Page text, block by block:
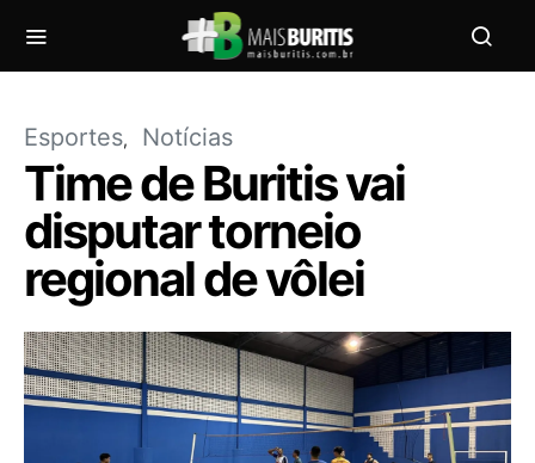
Esportes Notícias
Time de Buritis vai
disputar torneio
regional de vôlei